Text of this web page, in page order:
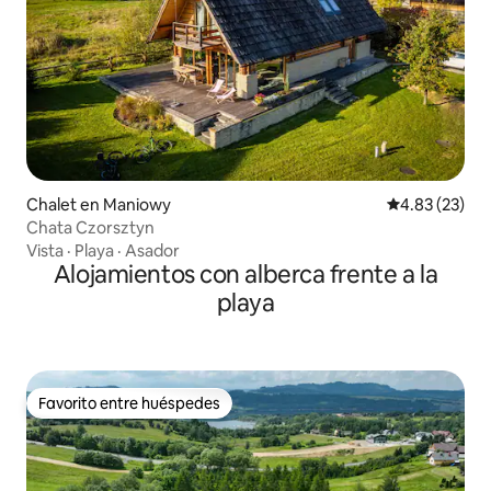
Chalet en Maniowy Calificación
4.83 (23)
Chata Czorsztyn
Vista · Playa · Asador
Alojamientos con alberca frente a la
playa
Favorito entre huéspedes
Favorito entre huéspedes